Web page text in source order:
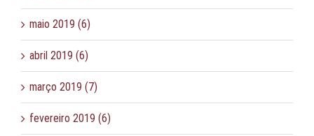
maio 2019 (6)
abril 2019 (6)
março 2019 (7)
fevereiro 2019 (6)